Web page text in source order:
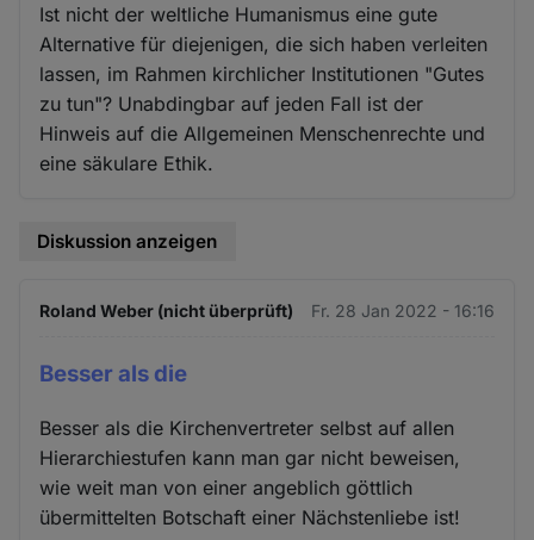
Ist nicht der weltliche Humanismus eine gute
Alternative für diejenigen, die sich haben verleiten
lassen, im Rahmen kirchlicher Institutionen "Gutes
zu tun"? Unabdingbar auf jeden Fall ist der
Hinweis auf die Allgemeinen Menschenrechte und
eine säkulare Ethik.
Diskussion anzeigen
Roland Weber (nicht überprüft) Fr. 28 Jan 2022 - 16:16
Besser als die
Besser als die Kirchenvertreter selbst auf allen
Hierarchiestufen kann man gar nicht beweisen,
wie weit man von einer angeblich göttlich
übermittelten Botschaft einer Nächstenliebe ist!